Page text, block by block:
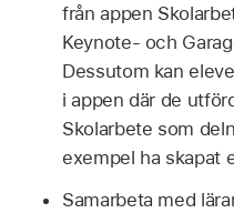
från appen
Keynote- och
Dessutom kan
i appen där de
Skolarbete som
exempel ha skapat
Samarbeta med